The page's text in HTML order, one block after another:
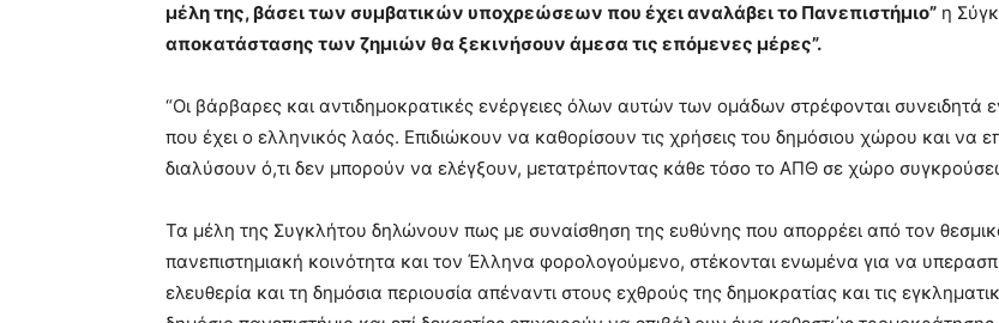
μέλη της, βάσει των συμβατικών υποχρεώσεων που έχει αναλάβει το Πανεπιστήμιο” η
αποκατάστασης των ζημιών θα ξεκινήσουν άμεσα τις επόμενες μέρες”.
“Οι βάρβαρες και αντιδημοκρατικές ενέργειες όλων αυτών των ομάδων στρέφονται συνειδητά
που έχει ο ελληνικός λαός. Επιδιώκουν να καθορίσουν τις χρήσεις του δημόσιου χώρου και να
διαλύσουν ό,τι δεν μπορούν να ελέγξουν, μετατρέποντας κάθε τόσο το ΑΠΘ σε χώρο
Τα μέλη της Συγκλήτου δηλώνουν πως με συναίσθηση της ευθύνης που απορρέει από τον
πανεπιστημιακή κοινότητα και τον Έλληνα φορολογούμενο, στέκονται ενωμένα για να
ελευθερία και τη δημόσια περιουσία απέναντι στους εχθρούς της δημοκρατίας και τις